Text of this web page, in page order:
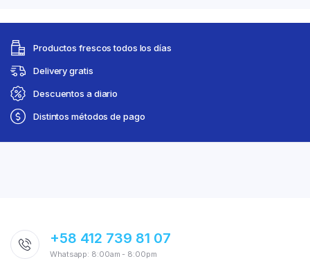
Productos frescos todos los días
Delivery gratis
Descuentos a diario
Distintos métodos de pago
+58 412 739 81 07
Whatsapp: 8:00am - 8:00pm